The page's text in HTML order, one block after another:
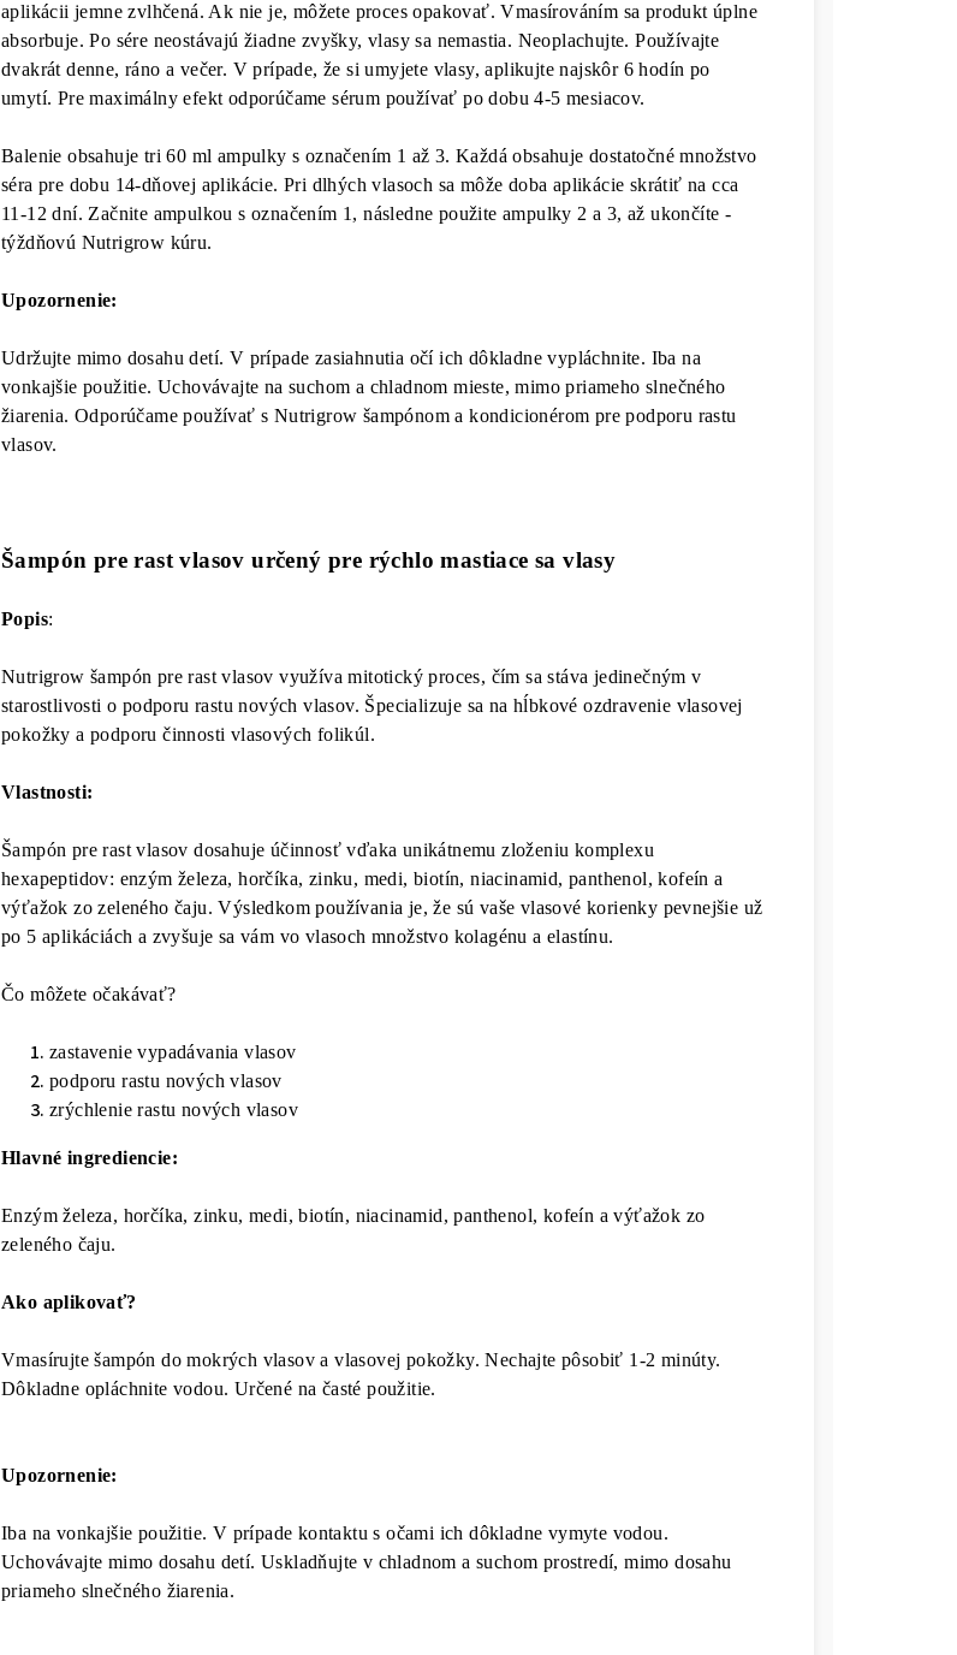
aplikácii jemne zvlhčená. Ak nie je, môžete proces opakovať. Vmasírováním sa produkt úplne
absorbuje. Po sére neostávajú žiadne zvyšky, vlasy sa nemastia. Neoplachujte. Používajte
dvakrát denne, ráno a večer. V prípade, že si umyjete vlasy, aplikujte najskôr 6 hodín po
umytí. Pre maximálny efekt odporúčame sérum používať po dobu 4-5 mesiacov.
Balenie obsahuje tri 60 ml ampulky s označením 1 až 3. Každá obsahuje dostatočné množstvo
séra pre dobu 14-dňovej aplikácie. Pri dlhých vlasoch sa môže doba aplikácie skrátiť na cca
11-12 dní. Začnite ampulkou s označením 1, následne použite ampulky 2 a 3, až ukončíte -
týždňovú Nutrigrow kúru.
Upozornenie:
Udržujte mimo dosahu detí. V prípade zasiahnutia očí ich dôkladne vypláchnite. Iba na
vonkajšie použitie. Uchovávajte na suchom a chladnom mieste, mimo priameho slnečného
žiarenia. Odporúčame používať s Nutrigrow šampónom a kondicionérom pre podporu rastu
vlasov.
Šampón pre rast vlasov určený pre rýchlo mastiace sa vlasy
Popis:
Nutrigrow šampón pre rast vlasov využíva mitotický proces, čím sa stáva jedinečným v
starostlivosti o podporu rastu nových vlasov. Špecializuje sa na hĺbkové ozdravenie vlasovej
pokožky a podporu činnosti vlasových folikúl.
Vlastnosti:
Šampón pre rast vlasov dosahuje účinnosť vďaka unikátnemu zloženiu komplexu
hexapeptidov: enzým železa, horčíka, zinku, medi, biotín, niacinamid, panthenol, kofeín a
výťažok zo zeleného čaju. Výsledkom používania je, že sú vaše vlasové korienky pevnejšie už
po 5 aplikáciách a zvyšuje sa vám vo vlasoch množstvo kolagénu a elastínu.
Čo môžete očakávať?
zastavenie vypadávania vlasov
podporu rastu nových vlasov
zrýchlenie rastu nových vlasov
Hlavné ingrediencie:
Enzým železa, horčíka, zinku, medi, biotín, niacinamid, panthenol, kofeín a výťažok zo
zeleného čaju.
Ako aplikovať?
Vmasírujte šampón do mokrých vlasov a vlasovej pokožky. Nechajte pôsobiť 1-2 minúty.
Dôkladne opláchnite vodou. Určené na časté použitie.
Upozornenie:
Iba na vonkajšie použitie. V prípade kontaktu s očami ich dôkladne vymyte vodou.
Uchovávajte mimo dosahu detí. Uskladňujte v chladnom a suchom prostredí, mimo dosahu
priameho slnečného žiarenia.